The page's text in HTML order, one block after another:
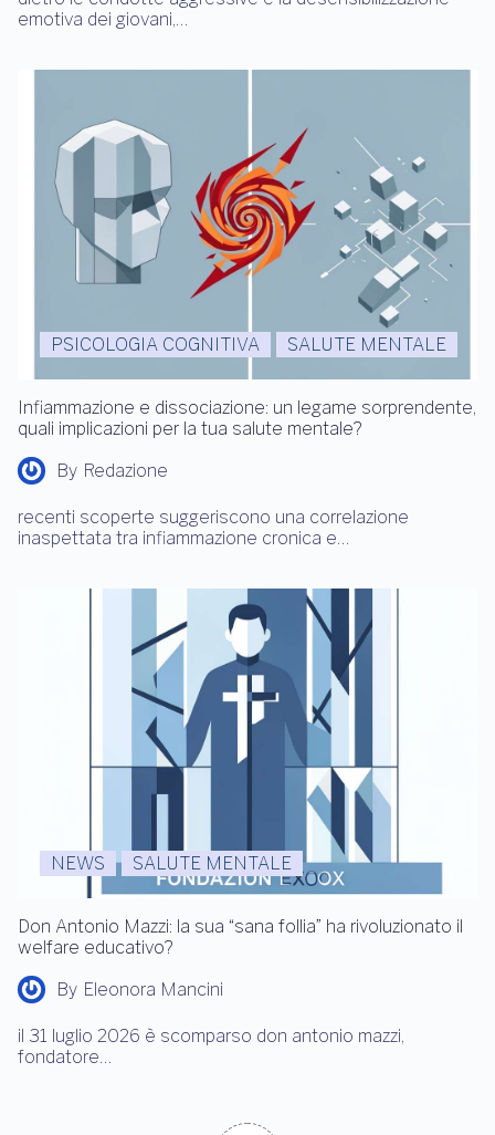
emotiva dei giovani,…
PSICOLOGIA COGNITIVA SALUTE MENTALE
Infiammazione e dissociazione: un legame sorprendente,
quali implicazioni per la tua salute mentale?
By Redazione
recenti scoperte suggeriscono una correlazione
inaspettata tra infiammazione cronica e…
NEWS SALUTE MENTALE
Don Antonio Mazzi: la sua “sana follia” ha rivoluzionato il
welfare educativo?
By Eleonora Mancini
il 31 luglio 2026 è scomparso don antonio mazzi,
fondatore…